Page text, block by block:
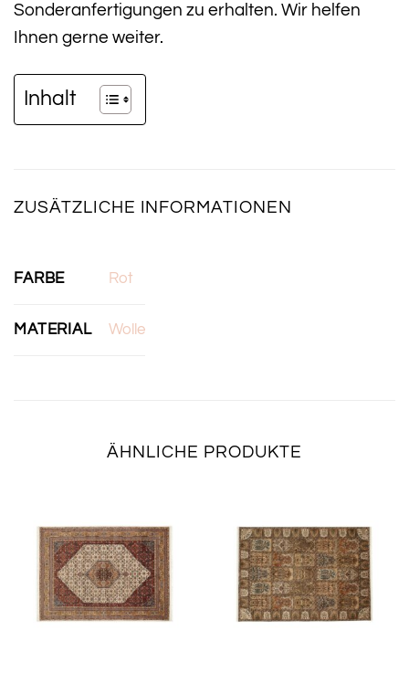
Sonderanfertigungen zu erhalten. Wir helfen
Ihnen gerne weiter.
Inhalt
ZUSÄTZLICHE INFORMATIONEN
FARBE Rot
MATERIAL Wolle
ÄHNLICHE PRODUKTE